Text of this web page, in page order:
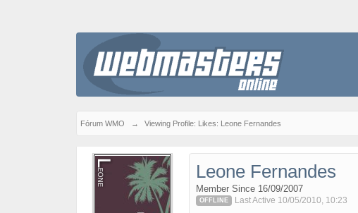
Fórum WMO → Viewing Profile: Likes: Leone Fernandes
Leone Fernandes
Member Since 16/09/2007
OFFLINE Last Active 10/05/2010, 10:23